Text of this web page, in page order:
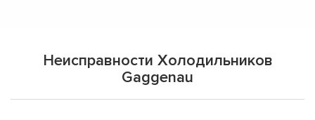
Неисправности Холодильников
Gaggenau